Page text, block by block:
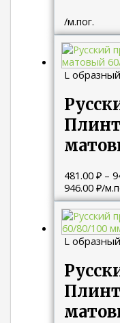
/м.пог.
L
481.00₽ –
946.00 ₽/
L